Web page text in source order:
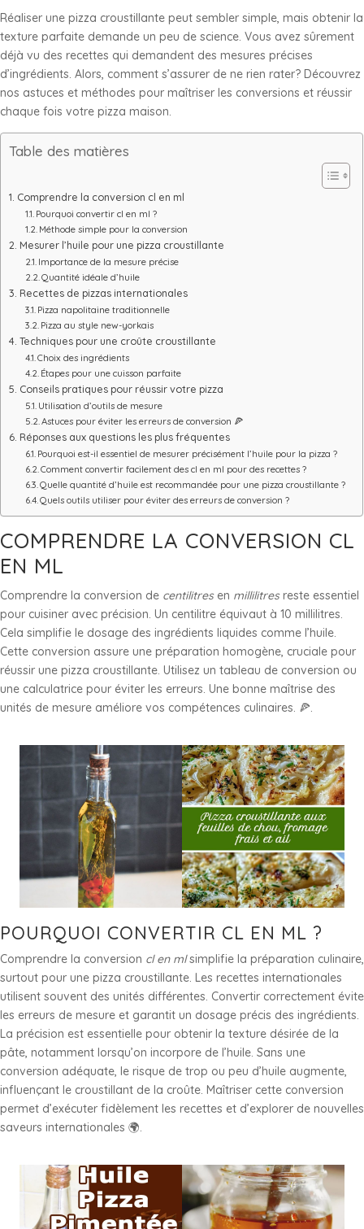
Réaliser une pizza croustillante peut sembler simple, mais obtenir la
texture parfaite demande un peu de science. Vous avez sûrement
déjà vu des recettes qui demandent des mesures précises
d’ingrédients. Alors, comment s’assurer de ne rien rater? Découvrez
nos astuces et méthodes pour maîtriser les conversions et réussir
chaque fois votre pizza maison.
Table des matières
Comprendre la conversion cl en ml
Pourquoi convertir cl en ml ?
Méthode simple pour la conversion
Mesurer l’huile pour une pizza croustillante
Importance de la mesure précise
Quantité idéale d’huile
Recettes de pizzas internationales
Pizza napolitaine traditionnelle
Pizza au style new-yorkais
Techniques pour une croûte croustillante
Choix des ingrédients
Étapes pour une cuisson parfaite
Conseils pratiques pour réussir votre pizza
Utilisation d’outils de mesure
Astuces pour éviter les erreurs de conversion 🍕
Réponses aux questions les plus fréquentes
Pourquoi est-il essentiel de mesurer précisément l’huile pour la pizza ?
Comment convertir facilement des cl en ml pour des recettes ?
Quelle quantité d’huile est recommandée pour une pizza croustillante ?
Quels outils utiliser pour éviter des erreurs de conversion ?
COMPRENDRE LA CONVERSION CL
EN ML
Comprendre la conversion de centilitresen millilitresreste essentiel
pour cuisiner avec précision. Un centilitre équivaut à 10 millilitres.
Cela simplifie le dosage des ingrédients liquides comme l’huile.
Cette conversion assure une préparation homogène, cruciale pour
réussir une pizza croustillante. Utilisez un tableau de conversion ou
une calculatrice pour éviter les erreurs. Une bonne maîtrise des
unités de mesure améliore vos compétences culinaires. 🍕.
POURQUOI CONVERTIR CL EN ML ?
Comprendre la conversion cl en mlsimplifie la préparation culinaire,
surtout pour une pizza croustillante. Les recettes internationales
utilisent souvent des unités différentes. Convertir correctement évite
les erreurs de mesure et garantit un dosage précis des ingrédients.
La précision est essentielle pour obtenir la texture désirée de la
pâte, notamment lorsqu’on incorpore de l’huile. Sans une
conversion adéquate, le risque de trop ou peu d’huile augmente,
influençant le croustillant de la croûte. Maîtriser cette conversion
permet d’exécuter fidèlement les recettes et d’explorer de nouvelles
saveurs internationales 🌍.